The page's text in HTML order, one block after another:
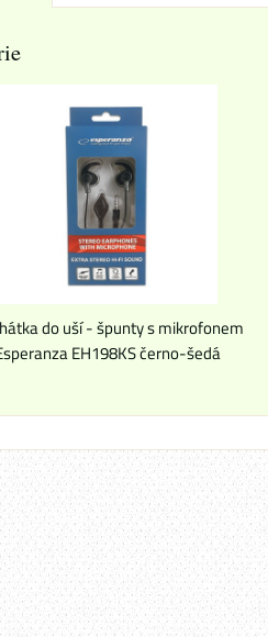
do uší - špunty s mikrofonem
EH198KS černo-šedá